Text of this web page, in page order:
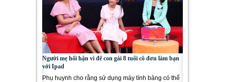
Người mẹ hối hận vì để con gái 8 tuổi cô đơn làm bạn
với Ipad
Phụ huynh cho rằng sử dụng máy tính bảng có thể